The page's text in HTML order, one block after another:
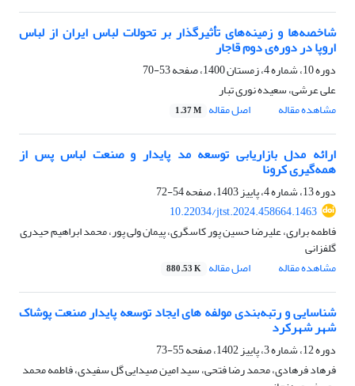
شاخصه‌ها و زمینه‌های تأثیرگذار بر تحولات لباس ایران از لباس
اروپا در دوره‌ی دوم قاجار
دوره 10، شماره 4، زمستان 1400، صفحه
53-70
علی عرشی، سعیده نوری تبار
مشاهده مقاله
اصل مقاله 1.37 M
ارائه مدل بازاریابی توسعه مد پایدار و صنعت لباس پس از
همه‌گیری کرونا
دوره 13، شماره 4، پاییز 1403، صفحه
54-72
10.22034/jtst.2024.458664.1463
فاطمه براری، علیرضا حسین پور کاسگری، پیمان ولی پور، محمد ابراهیم حیدری
گلفزانی
مشاهده مقاله
اصل مقاله 880.53 K
شناسایی و رتبه‌بندی مولفه های ایجاد توسعه پایدار صنعت پوشاک
شهر شهرکرد
دوره 12، شماره 3، پاییز 1402، صفحه
55-73
فرهاد فرهادی، محمد رضا فتحی، سید امین صیدایی گل سفیدی، فاطمه محمد